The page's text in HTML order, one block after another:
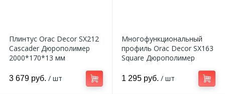
Плинтус Orac Decor SX212
Cascader Дюрополимер
2000*170*13 мм
3 679 руб. / шт
Многофункциональный
профиль Orac Decor SX163
Square Дюрополимер
1 295 руб. / шт